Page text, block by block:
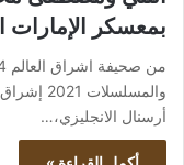
بمعسكر الإمارات
أرسنال الانجليزي،…